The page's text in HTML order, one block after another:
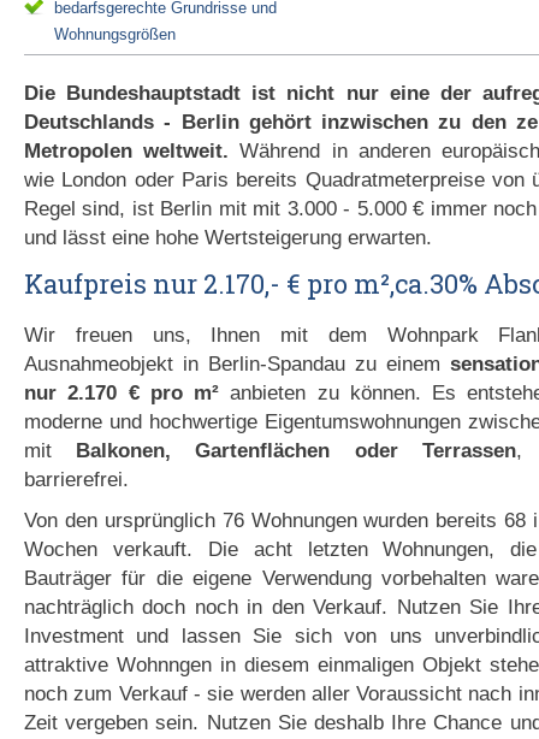
bedarfsgerechte Grundrisse und
Wohnungsgrößen
Die Bundeshauptstadt ist nicht nur eine der
Deutschlands - Berlin gehört inzwischen zu den
Metropolen weltweit. Während in anderen
wie London oder Paris bereits Quadratmeterpreise von
Regel sind, ist Berlin mit mit 3.000 - 5.000 € immer
und lässt eine hohe Wertsteigerung erwarten.
Kaufpreis nur 2.170,- € pro m²,ca.30%
Wir freuen uns, Ihnen mit dem Wohnpark
Ausnahmeobjekt in Berlin-Spandau zu einem
nur 2.170 € pro m² anbieten zu können. Es
moderne und hochwertige Eigentumswohnungen
mit Balkonen, Gartenflächen oder Terrassen,
barrierefrei.
Von den ursprünglich 76 Wohnungen wurden bereits 68
Wochen verkauft. Die acht letzten Wohnungen,
Bauträger für die eigene Verwendung vorbehalten
nachträglich doch noch in den Verkauf. Nutzen Sie
Investment und lassen Sie sich von uns
attraktive Wohnngen in diesem einmaligen Objekt
noch zum Verkauf - sie werden aller Voraussicht nach
Zeit vergeben sein. Nutzen Sie deshalb Ihre Chance